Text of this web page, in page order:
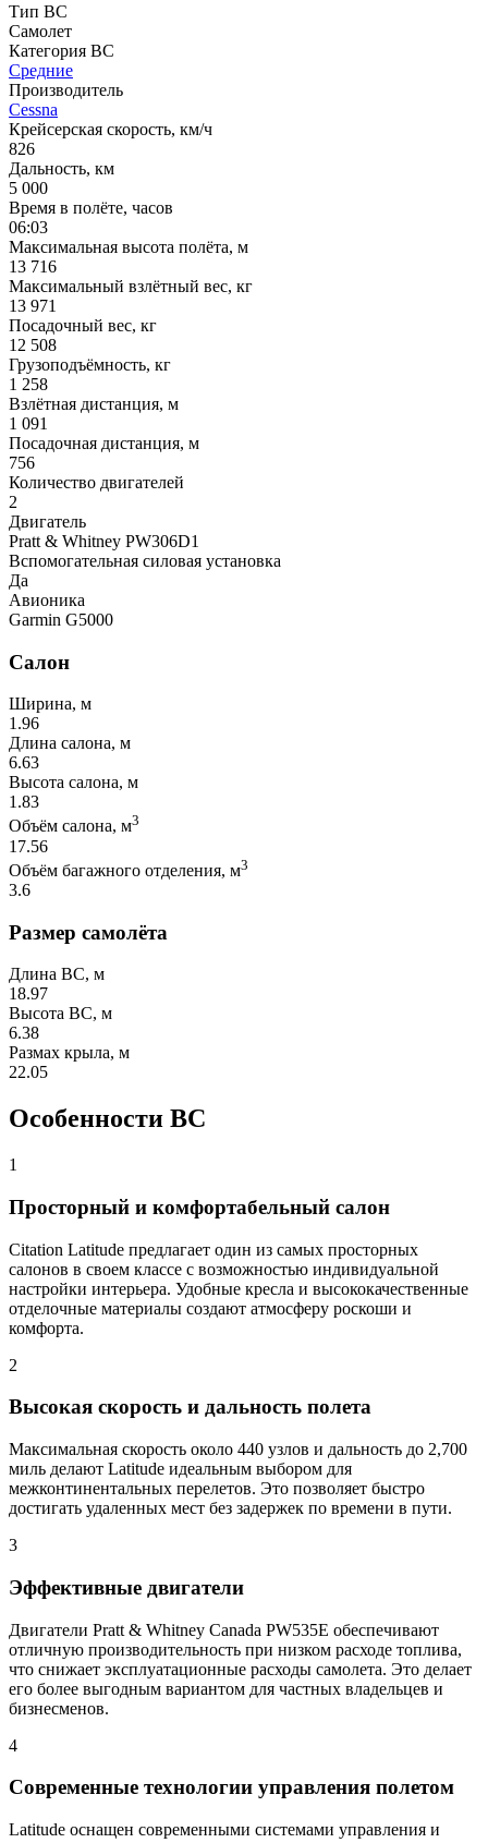
Тип ВС
Самолет
Категория ВС
Средние
Производитель
Cessna
Крейсерская скорость, км/ч
826
Дальность, км
5 000
Время в полёте, часов
06:03
Максимальная высота полёта, м
13 716
Максимальный взлётный вес, кг
13 971
Посадочный вес, кг
12 508
Грузоподъёмность, кг
1 258
Взлётная дистанция, м
1 091
Посадочная дистанция, м
756
Количество двигателей
2
Двигатель
Pratt & Whitney PW306D1
Вспомогательная силовая установка
Да
Авионика
Garmin G5000
Салон
Ширина, м
1.96
Длина салона, м
6.63
Высота салона, м
1.83
Объём салона, м3
17.56
Объём багажного отделения, м3
3.6
Размер самолёта
Длина ВС, м
18.97
Высота ВС, м
6.38
Размах крыла, м
22.05
Особенности ВС
1
Просторный и комфортабельный салон
Citation Latitude предлагает один из самых просторных
салонов в своем классе с возможностью индивидуальной
настройки интерьера. Удобные кресла и высококачественные
отделочные материалы создают атмосферу роскоши и
комфорта.
2
Высокая скорость и дальность полета
Максимальная скорость около 440 узлов и дальность до 2,700
миль делают Latitude идеальным выбором для
межконтинентальных перелетов. Это позволяет быстро
достигать удаленных мест без задержек по времени в пути.
3
Эффективные двигатели
Двигатели Pratt & Whitney Canada PW535E обеспечивают
отличную производительность при низком расходе топлива,
что снижает эксплуатационные расходы самолета. Это делает
его более выгодным вариантом для частных владельцев и
бизнесменов.
4
Современные технологии управления полетом
Latitude оснащен современными системами управления и